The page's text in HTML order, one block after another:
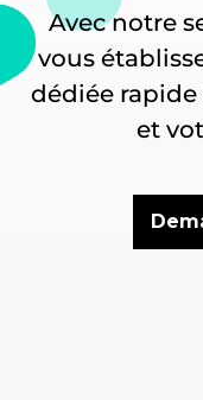
Avec notre
vous
dédiée
et